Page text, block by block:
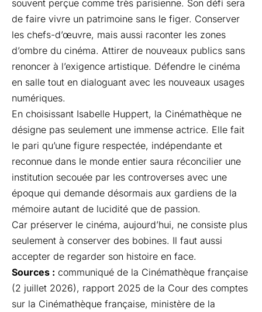
souvent perçue comme très parisienne. Son défi sera
de faire vivre un patrimoine sans le figer. Conserver
les chefs-d’œuvre, mais aussi raconter les zones
d’ombre du cinéma. Attirer de nouveaux publics sans
renoncer à l’exigence artistique. Défendre le cinéma
en salle tout en dialoguant avec les nouveaux usages
numériques.
En choisissant Isabelle Huppert, la Cinémathèque ne
désigne pas seulement une immense actrice. Elle fait
le pari qu’une figure respectée, indépendante et
reconnue dans le monde entier saura réconcilier une
institution secouée par les controverses avec une
époque qui demande désormais aux gardiens de la
mémoire autant de lucidité que de passion.
Car préserver le cinéma, aujourd’hui, ne consiste plus
seulement à conserver des bobines. Il faut aussi
accepter de regarder son histoire en face.
Sources : communiqué de la Cinémathèque française
(2 juillet 2026), rapport 2025 de la Cour des comptes
sur la Cinémathèque française, ministère de la